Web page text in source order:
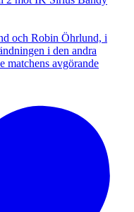
och Robin Öhrlund, i
i den andra
matchens avgörande